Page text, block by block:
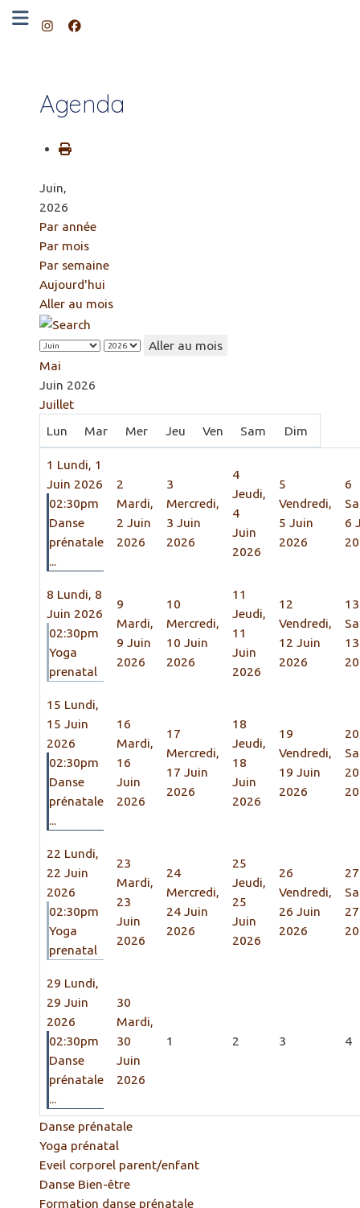
Agenda
Juin,
2026
Par année
Par mois
Par semaine
Aujourd'hui
Aller au mois
Aller au mois
Mai
Juin 2026
Juillet
Lun
Mar Mer Jeu Ven Sam Dim
1 Lundi, 1
Juin 2026
02:30pm
Danse
prénatale
...
2
Mardi,
2 Juin
2026
3
Mercredi,
3 Juin
2026
4
Jeudi,
4
Juin
2026
5
Vendredi,
5 Juin
2026
6
6
8 Lundi, 8
Juin 2026
02:30pm
Yoga
prenatal
9
Mardi,
9 Juin
2026
10
Mercredi,
10 Juin
2026
11
Jeudi,
11
Juin
2026
12
Vendredi,
12 Juin
2026
13
15 Lundi,
15 Juin
2026
02:30pm
Danse
prénatale
...
16
Mardi,
16
Juin
2026
17
Mercredi,
17 Juin
2026
18
Jeudi,
18
Juin
2026
19
Vendredi,
19 Juin
2026
20
22 Lundi,
22 Juin
2026
02:30pm
Yoga
prenatal
23
Mardi,
23
Juin
2026
24
Mercredi,
24 Juin
2026
25
Jeudi,
25
Juin
2026
26
Vendredi,
26 Juin
2026
27
29 Lundi,
29 Juin
2026
02:30pm
Danse
prénatale
...
30
Mardi,
30
Juin
2026
1 2 3 4
Danse prénatale
Yoga prénatal
Eveil corporel parent/enfant
Danse Bien-être
Formation danse prénatale